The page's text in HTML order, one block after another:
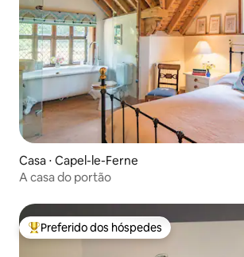
Casa ⋅ Capel-le-Ferne
A casa do portão
Entre os melhores preferidos dos hóspedes
Preferido dos hóspedes